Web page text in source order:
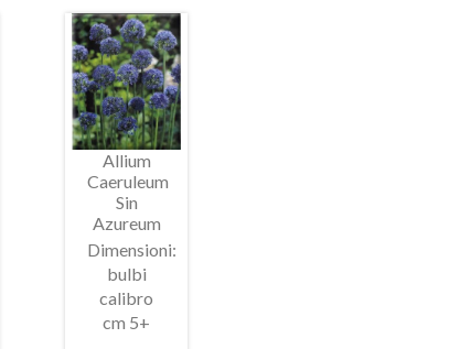
Anteprima
Allium
Caeruleum
Sin
Azureum
Dimensioni:
bulbi
calibro
cm 5+